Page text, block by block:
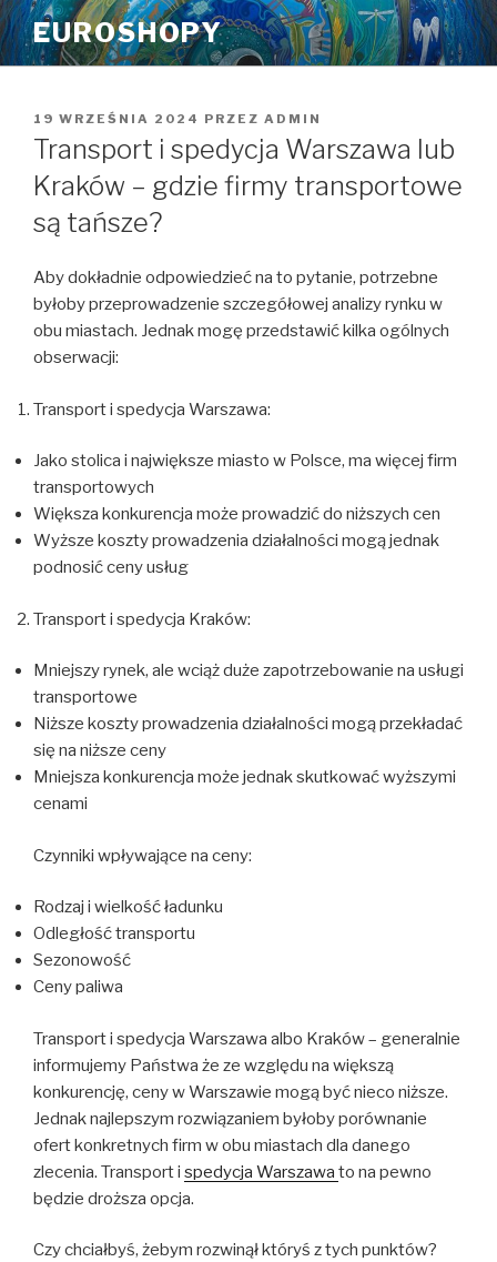
Przeskocz
do
treści
EUROSHOPY
OPUBLIKOWANE
W
19 WRZEŚNIA 2024 PRZEZ ADMIN
Transport i spedycja Warszawa lub
Kraków – gdzie firmy transportowe
są tańsze?
Aby dokładnie odpowiedzieć na to pytanie, potrzebne
byłoby przeprowadzenie szczegółowej analizy rynku w
obu miastach. Jednak mogę przedstawić kilka ogólnych
obserwacji:
Transport i spedycja Warszawa:
Jako stolica i największe miasto w Polsce, ma więcej firm
transportowych
Większa konkurencja może prowadzić do niższych cen
Wyższe koszty prowadzenia działalności mogą jednak
podnosić ceny usług
Transport i spedycja Kraków:
Mniejszy rynek, ale wciąż duże zapotrzebowanie na usługi
transportowe
Niższe koszty prowadzenia działalności mogą przekładać
się na niższe ceny
Mniejsza konkurencja może jednak skutkować wyższymi
cenami
Czynniki wpływające na ceny:
Rodzaj i wielkość ładunku
Odległość transportu
Sezonowość
Ceny paliwa
Transport i spedycja Warszawa albo Kraków – generalnie
informujemy Państwa że ze względu na większą
konkurencję, ceny w Warszawie mogą być nieco niższe.
Jednak najlepszym rozwiązaniem byłoby porównanie
ofert konkretnych firm w obu miastach dla danego
zlecenia. Transport i spedycja Warszawa to na pewno
będzie droższa opcja.
Czy chciałbyś, żebym rozwinął któryś z tych punktów?